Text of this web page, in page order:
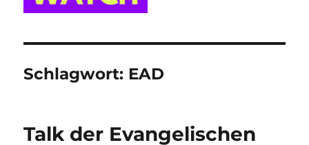
Schlagwort: EAD
Talk der Evangelischen